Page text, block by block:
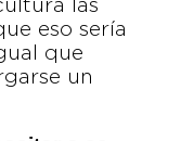
las
eso sería
que
un